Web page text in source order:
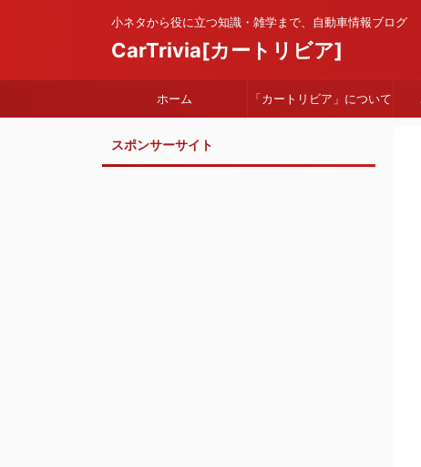
小ネタから役に立つ知識・雑学まで、自動車情報ブログ
CarTrivia[カートリビア]
ホーム 「カートリビア」について
スポンサーサイト